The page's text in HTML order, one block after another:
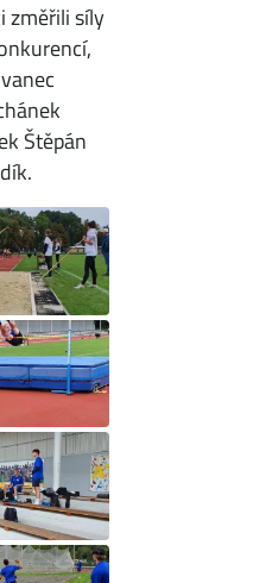
změřili síly
Štěpán